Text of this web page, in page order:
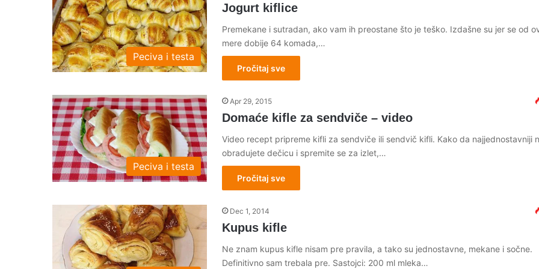
Peciva i testa
Jogurt kiflice
Premekane i sutradan, ako vam ih preostane što je teško. Izdašne su jer se od
mere dobije 64 komada,…
Pročitaj sve
Peciva i testa
Apr 29, 2015
Domaće kifle za sendviče – video
Video recept pripreme kifli za sendviče ili sendvič kifli. Kako da najjednostavniji
obradujete dečicu i spremite se za izlet,…
Pročitaj sve
Dec 1, 2014
Kupus kifle
Ne znam kupus kifle nisam pre pravila, a tako su jednostavne, mekane i sočne.
Definitivno sam trebala pre. Sastojci: 200 ml mleka…